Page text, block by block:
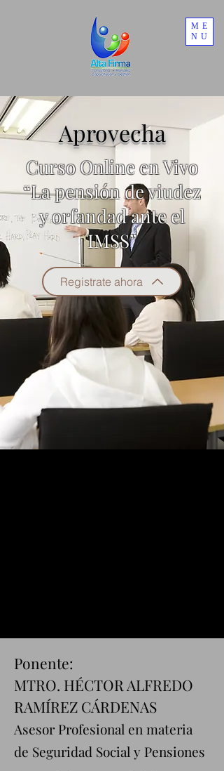
ME
NU
Aprovecha
Curso Online en Vivo
“La pensión de viudez
y orfandad ante el
IMSS”
Registrate ahora
Ponente:
MTRO. HÉCTOR ALFREDO
RAMÍREZ CÁRDENAS
Asesor Profesional en materia
de Seguridad Social y Pensiones